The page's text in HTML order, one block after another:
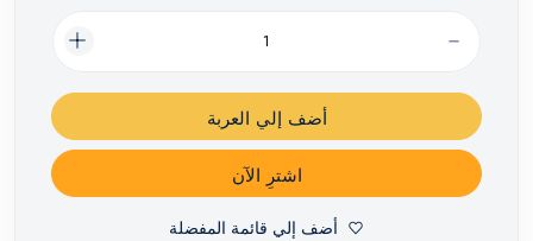
أضف إلي العربة
اشترِ الآن
أضف إلي قائمة المفضلة